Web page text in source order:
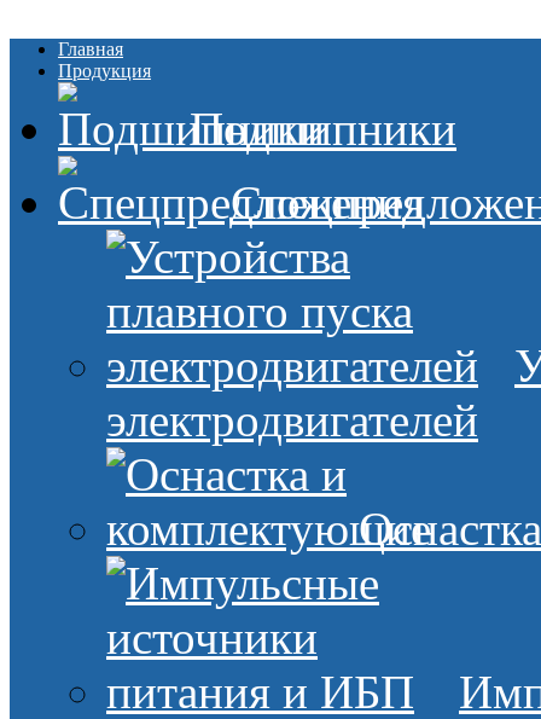
Главная
Продукция
Подшипники
электродвигателей